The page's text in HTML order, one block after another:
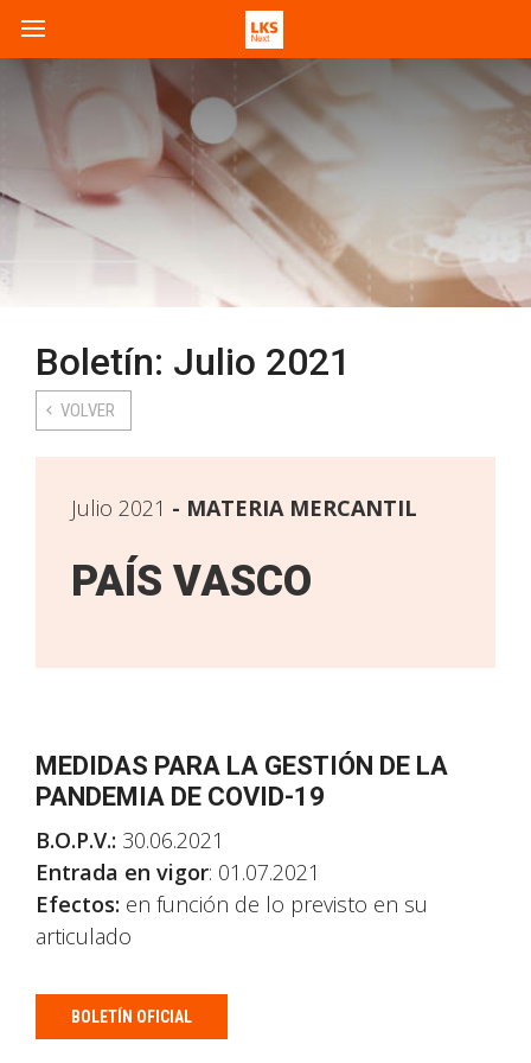
Boletín: Julio 2021
VOLVER
Julio 2021 MATERIA MERCANTIL
PAÍS VASCO
MEDIDAS PARA LA GESTIÓN DE LA
PANDEMIA DE COVID-19
B.O.P.V.: 30.06.2021
Entrada en vigor: 01.07.2021
Efectos: en función de lo previsto en su
articulado
BOLETÍN OFICIAL